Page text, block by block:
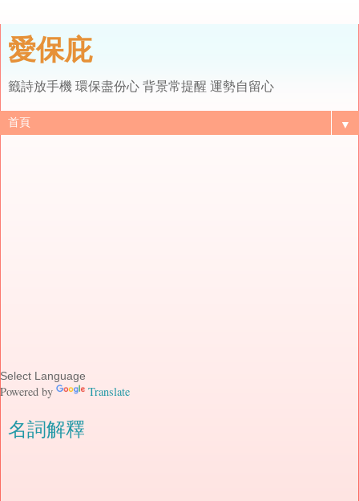
愛保庇
籤詩放手機 環保盡份心 背景常提醒 運勢自留心
▼
Powered by Translate
名詞解釋